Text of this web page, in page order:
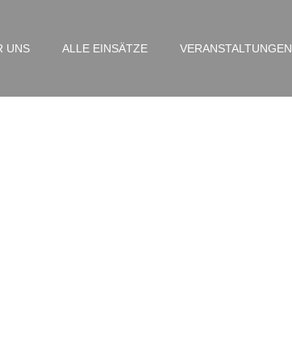
UNS ALLE EINSÄTZE VERANSTALTUNGEN